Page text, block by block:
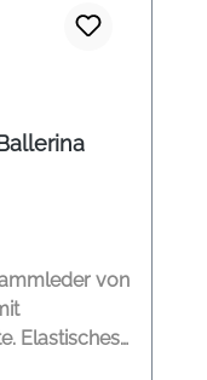
von